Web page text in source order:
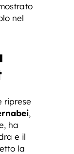
nel
riprese
,
ha
e il
la